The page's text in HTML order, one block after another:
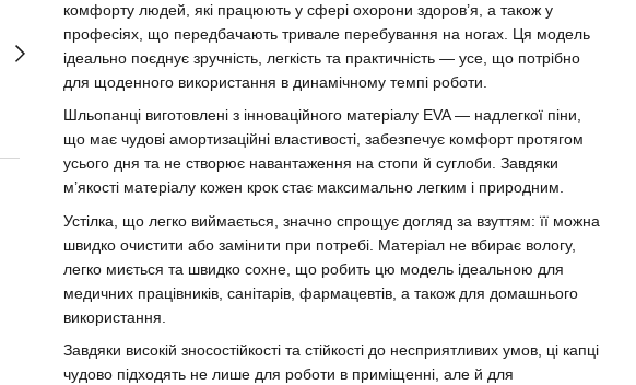
комфорту людей, які працюють у сфері охорони здоров’я, а також у
професіях, що передбачають тривале перебування на ногах. Ця модель
ідеально поєднує зручність, легкість та практичність — усе, що потрібно
для щоденного використання в динамічному темпі роботи.
Шльопанці виготовлені з інноваційного матеріалу EVA — надлегкої піни,
що має чудові амортизаційні властивості, забезпечує комфорт протягом
усього дня та не створює навантаження на стопи й суглоби. Завдяки
м’якості матеріалу кожен крок стає максимально легким і природним.
Устілка, що легко виймається, значно спрощує догляд за взуттям: її можна
швидко очистити або замінити при потребі. Матеріал не вбирає вологу,
легко миється та швидко сохне, що робить цю модель ідеальною для
медичних працівників, санітарів, фармацевтів, а також для домашнього
використання.
Завдяки високій зносостійкості та стійкості до несприятливих умов, ці капці
чудово підходять не лише для роботи в приміщенні, але й для